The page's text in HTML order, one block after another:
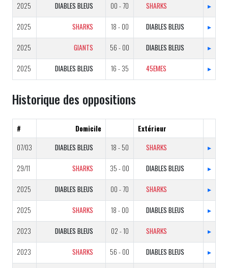
2025 DIABLES BLEUS 00 - 70 SHARKS ▸
2025 SHARKS 18 - 00 DIABLES BLEUS ▸
2025 GIANTS 56 - 00 DIABLES BLEUS ▸
2025 DIABLES BLEUS 16 - 35 45EMES ▸
Historique des oppositions
# Domicile
Extérieur
07/03
DIABLES BLEUS 18 - 50 SHARKS ▸
29/11 SHARKS 35 - 00 DIABLES BLEUS ▸
2025 DIABLES BLEUS 00 - 70 SHARKS ▸
2025 SHARKS 18 - 00 DIABLES BLEUS ▸
2023 DIABLES BLEUS 02 - 10 SHARKS ▸
2023 SHARKS 56 - 00 DIABLES BLEUS ▸